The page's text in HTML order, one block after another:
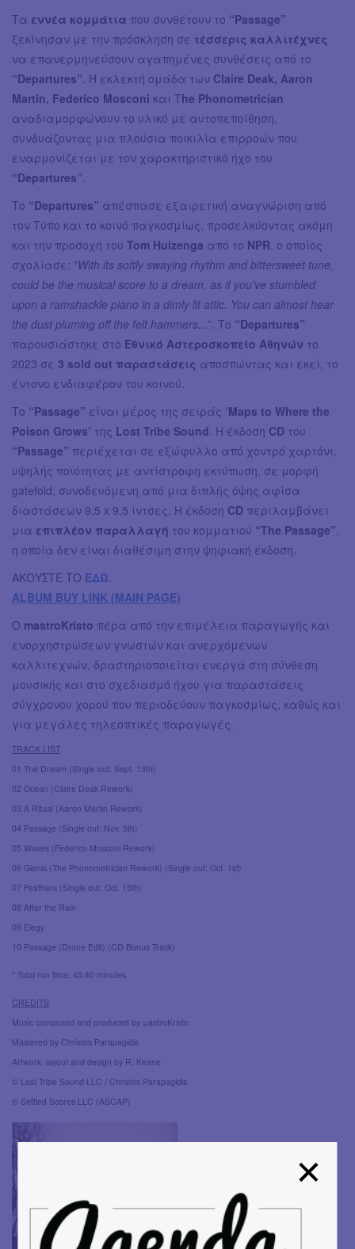
Τα εννέα κομμάτια που συνθέτουν το “Passage”
ξεκίνησαν με την πρόσκληση σε τέσσερις καλλιτέχνες
να επανερμηνεύσουν αγαπημένες συνθέσεις από το
“Departures” . Η εκλεκτή ομάδα των Claire Deak, Aaron
Martin, Federico Mosconi και The Phonometrician
αναδιαμορφώνουν το υλικό με αυτοπεποίθηση,
συνδυάζοντας μια πλούσια ποικιλία επιρροών που
εναρμονίζεται με τον χαρακτηριστικό ήχο του
“Departures”
Το “Departures” απέσπασε εξαιρετική αναγνώριση από
τον Τύπο και το κοινό παγκοσμίως, προσελκύοντας ακόμη
και την προσοχή του Tom Huizenga από το NPR , ο οποίος
σχολίασε: "With its softly swaying rhythm and bittersweet tune,
could be the musical score to a dream, as if you've stumbled
upon a ramshackle piano in a dimly lit attic. You can almost hear
the dust pluming off the felt hammers... ”. Το “Departures”
παρουσιάστηκε στο Εθνικό Αστεροσκοπείο Αθηνών το
2023 σε 3 sold out παραστάσεις αποσπώντας και εκεί, το
έντονο ενδιαφέρον του κοινού.
Το “Passage” είναι μέρος της σειράς ‘Maps to Where the
Poison Grows’ της Lost Tribe Sound . Η έκδοση CD του
“Passage” περιέχεται σε εξώφυλλο από χοντρό χαρτόνι,
υψηλής ποιότητας με αντίστροφη εκτύπωση, σε μορφή
gatefold, συνοδευόμενη από μια διπλής όψης αφίσα
διαστάσεων 9,5 x 9,5 ίντσες. Η έκδοση CD περιλαμβάνει
μια επιπλέον παραλλαγή του κομματιού “The Passage”
η οποία δεν είναι διαθέσιμη στην ψηφιακή έκδοση.
ΑΚΟΥΣΤΕ ΤΟ ΕΔΩ
ALBUM BUY LINK (MAIN PAGE)
Ο mastroKristo πέρα από την επιμέλεια παραγωγής και
ενορχηστρώσεων γνωστών και ανερχόμενων
καλλιτεχνών, δραστηριοποιείται ενεργά στη σύνθεση
μουσικής και στο σχεδιασμό ήχου για παραστάσεις
σύγχρονου χορού που περιοδεύουν παγκοσμίως, καθώς και
για μεγάλες τηλεοπτικές παραγωγές.
TRACK LIST
01 The Dream (Single out: Sept. 13th)
02 Ocean (Claire Deak Rework)
03 A Ritual (Aaron Martin Rework)
04 Passage (Single out: Nov. 5th)
05 Waves (Federico Mosconi Rework)
06 Gionis (The Phonometrician Rework) (Single out: Oct. 1st)
07 Feathers (Single out: Oct. 15th)
08 After the Rain
09 Elegy
10 Passage (Drone Edit) (CD Bonus Track)
* Total run time: 45:40 minutes
CREDITS
Music composed and produced by μastroKristo
Mastered by Christos Parapagidis
Artwork, layout and design by R. Keane
© Lost Tribe Sound LLC / Christos Parapagidis
℗ Settled Scores LLC (ASCAP)